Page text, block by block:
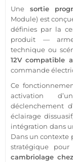
Une sortie
Module) est
définies par la
produit —
technique ou
12V compatible
commande
Ce
activation
déclenchement
éclairage
intégration dans
Dans un contexte
stratégique
cambriolage